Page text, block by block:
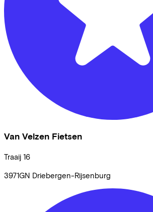
Van Velzen Fietsen
Traaij 16
3971GN Driebergen-Rijsenburg